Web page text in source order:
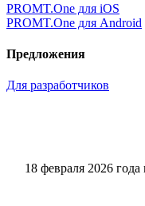
PROMT.One для iOS
PROMT.One для Android
Предложения
Для разработчиков
18 февраля 2026